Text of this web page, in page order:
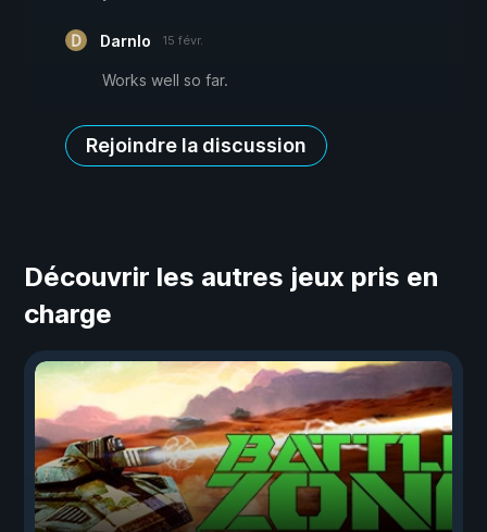
Darnlo 15 févr.
Works well so far.
Rejoindre la discussion
Découvrir les autres jeux pris en
charge